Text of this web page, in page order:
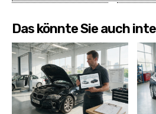
Das könnte Sie auch